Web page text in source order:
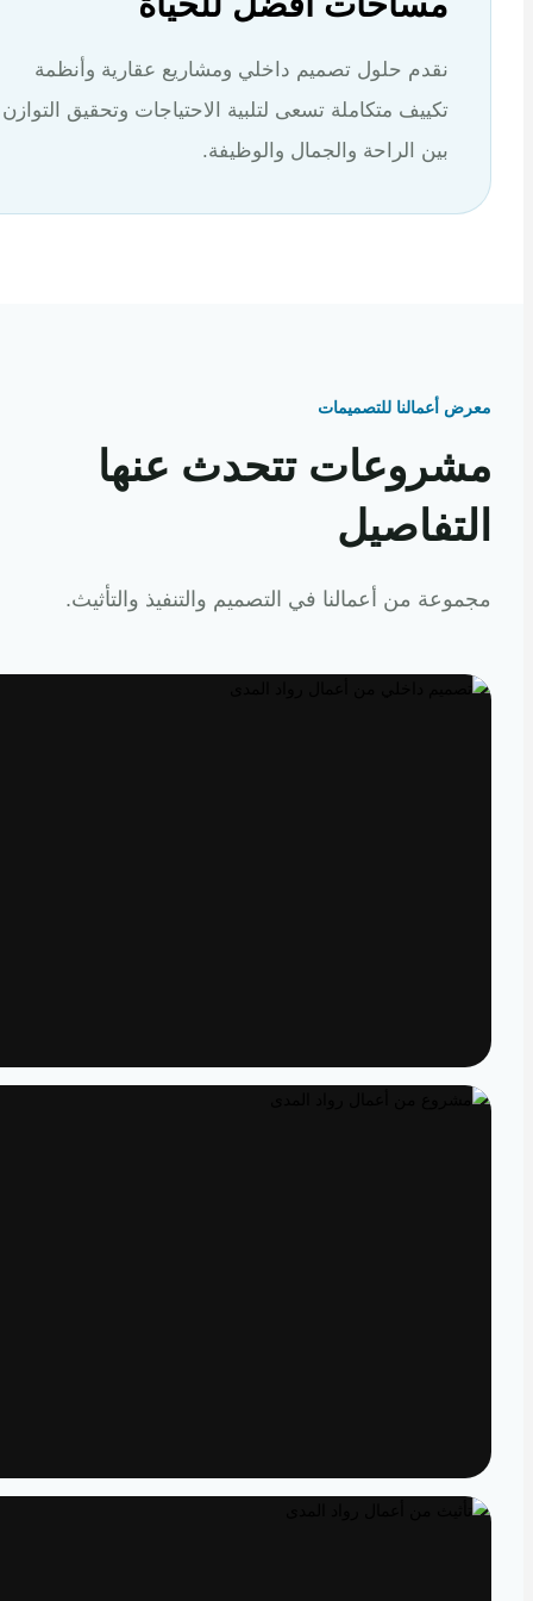
نقدم حلول تصميم داخلي ومشاريع عقارية وأنظمة
تكييف متكاملة تسعى لتلبية الاحتياجات وتحقيق التوازن
بين الراحة والجمال والوظيفة.
أعمالنا للتصميمات
تتحدث عنها
من أعمالنا في التصميم والتنفيذ والتأثيث.
تصميم داخلي